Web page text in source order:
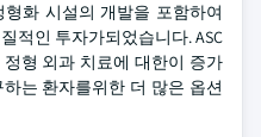
형화 시설의 개발을 포함하여
적인 투자가되었습니다. ASC
형 외과 치료에 대한이 증가
는 환자를위한 더 많은 옵션